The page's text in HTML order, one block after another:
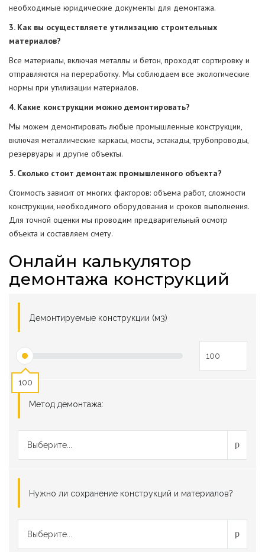
необходимые юридические документы для демонтажа.
3. Как вы осуществляете утилизацию строительных
материалов?
Все материалы, включая металлы и бетон, проходят сортировку и
отправляются на переработку. Мы соблюдаем все экологические
нормы при утилизации материалов.
4. Какие конструкции можно демонтировать?
Мы можем демонтировать любые промышленные конструкции,
включая металлические каркасы, мосты, эстакады, трубопроводы,
резервуары и другие объекты.
5. Сколько стоит демонтаж промышленного объекта?
Стоимость зависит от многих факторов: объема работ, сложности
конструкции, необходимого оборудования и сроков выполнения.
Для точной оценки мы проводим предварительный осмотр
объекта и составляем смету.
Онлайн калькулятор
демонтажа конструкций
Демонтируемые конструкции (м3)
100
Метод демонтажа:
Выберите...
Нужно ли сохранение конструкций и материалов?
Выберите...